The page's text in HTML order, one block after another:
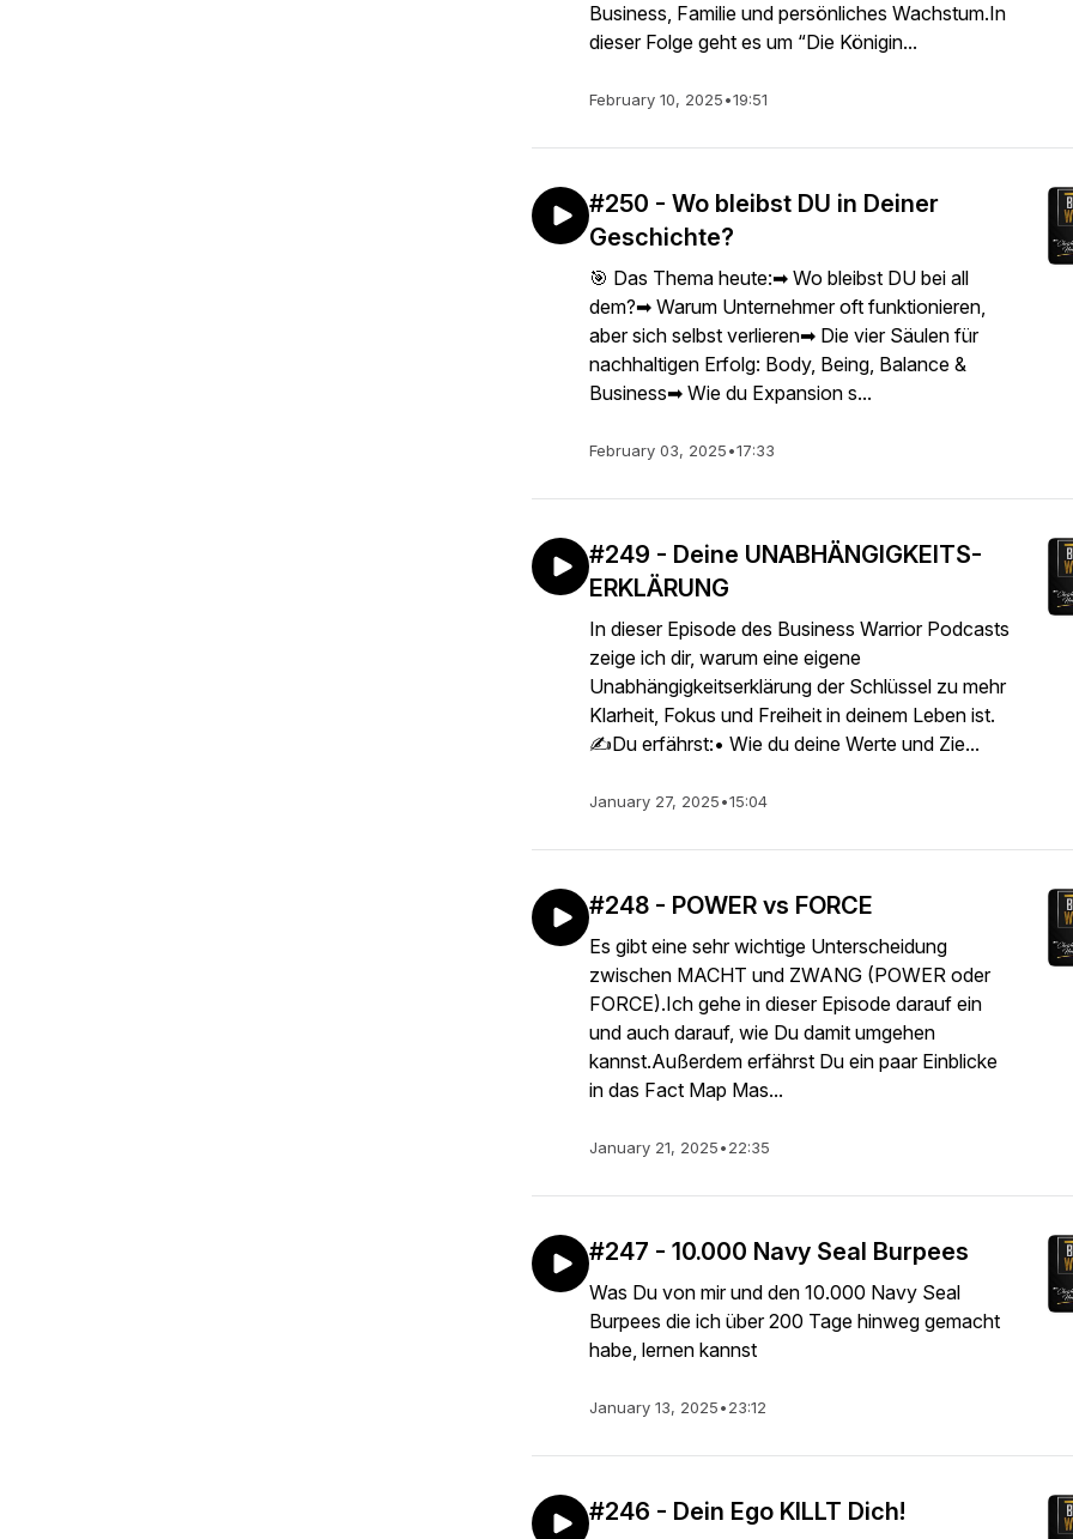
Business, Familie und persönliches Wachstum.In
dieser Folge geht es um “Die Königin...
February 10, 2025•19:51
#250 - Wo bleibst DU in Deiner
Geschichte?
🎯 Das Thema heute:➡ Wo bleibst DU bei all
dem?➡ Warum Unternehmer oft funktionieren,
aber sich selbst verlieren➡ Die vier Säulen für
nachhaltigen Erfolg: Body, Being, Balance &
Business➡ Wie du Expansion s...
February 03, 2025•17:33
#249 - Deine UNABHÄNGIGKEITS-
ERKLÄRUNG
In dieser Episode des Business Warrior Podcasts
zeige ich dir, warum eine eigene
Unabhängigkeitserklärung der Schlüssel zu mehr
Klarheit, Fokus und Freiheit in deinem Leben ist.
✍️Du erfährst:• Wie du deine Werte und Zie...
January 27, 2025•15:04
#248 - POWER vs FORCE
Es gibt eine sehr wichtige Unterscheidung
zwischen MACHT und ZWANG (POWER oder
FORCE).Ich gehe in dieser Episode darauf ein
und auch darauf, wie Du damit umgehen
kannst.Außerdem erfährst Du ein paar Einblicke
in das Fact Map Mas...
January 21, 2025•22:35
#247 - 10.000 Navy Seal Burpees
Was Du von mir und den 10.000 Navy Seal
Burpees die ich über 200 Tage hinweg gemacht
habe, lernen kannst
January 13, 2025•23:12
#246 - Dein Ego KILLT Dich!